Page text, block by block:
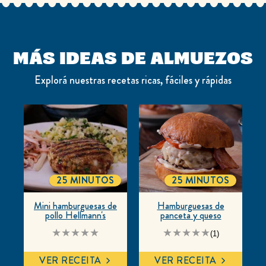
MÁS IDEAS DE ALMUEZOS
Explorá nuestras recetas ricas, fáciles y rápidas
No
se
enviado
calificaciones
Mini hamburguesas de
pollo Hellmann's
TOTALTIME
25 MINUTOS
VER RECEITA
La
calificación
de
este
(1)
Hamburguesas de
panceta y queso
TOTALTIME
25 MINUTOS
VER RECEITA